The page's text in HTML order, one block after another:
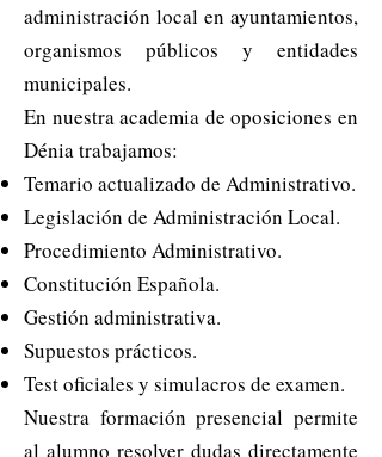
administración local en ayuntamientos,
organismos públicos y entidades
municipales.
En nuestra academia de oposiciones en
Dénia trabajamos:
Temario actualizado de Administrativo.
Legislación de Administración Local.
Procedimiento Administrativo.
Constitución Española.
Gestión administrativa.
Supuestos prácticos.
Test oficiales y simulacros de examen.
Nuestra formación presencial permite
al alumno resolver dudas directamente